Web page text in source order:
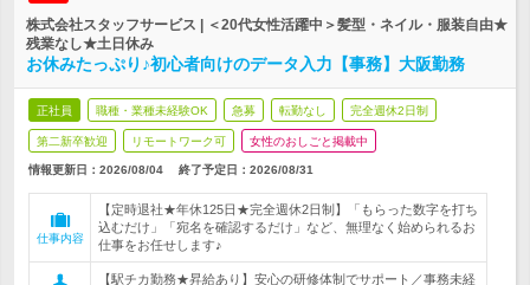
株式会社スタッフサービス | ＜20代女性活躍中＞髪型・ネイル・服装自由★
残業なし★土日休み
お休みたっぷり♪初心者向けのデータ入力【事務】大阪勤務
正社員 職種・業種未経験OK 急募 転勤なし 完全週休2日制
第二新卒歓迎 リモートワーク可 女性のおしごと掲載中
情報更新日：2026/08/04 終了予定日： 2026/08/31
仕事内容
【定時退社★年休125日★完全週休2日制】「もらった数字を打ち
込むだけ」「宛名を確認するだけ」など、無理なく始められるお
仕事をお任せします♪
【駅チカ勤務★昇給あり】安心の研修体制でサポート／事務未経